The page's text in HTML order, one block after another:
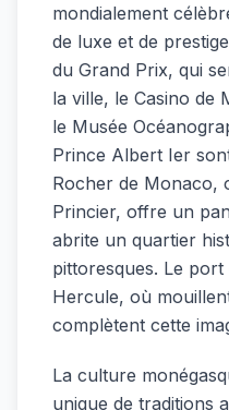
mondialement
de luxe et de
du Grand Prix, qui
la ville, le Casino de
le Musée
Prince Albert Ier
Rocher de Monaco,
Princier, offre un
abrite un quartier
pittoresques. Le
Hercule, où
complètent cette
La culture
unique de traditions